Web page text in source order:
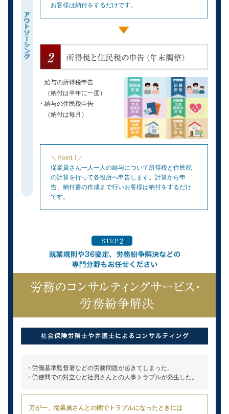
お客様は納付をするだけです。
給与の所得税申告
（納付は半年に一度）
給与の住民税申告
（納付は毎月）
＼Point !／
従業員さん一人一人の給与について所得税と住民税
の計算を行って各役所へ申告します。計算から申
告、納付書の作成まで行いお客様は納付をするだけ
です。
・労働基準監督署などの労務問題が起きてしまった。
・労使間での対立など社員さんとの人事トラブルが発生した。
万が一、従業員さんとの間でトラブルになったときには